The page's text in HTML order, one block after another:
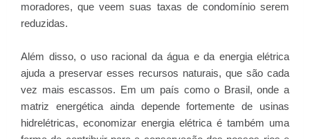
moradores, que veem suas taxas de condomínio serem
reduzidas.
Além disso, o uso racional da água e da energia elétrica
ajuda a preservar esses recursos naturais, que são cada
vez mais escassos. Em um país como o Brasil, onde a
matriz energética ainda depende fortemente de usinas
hidrelétricas, economizar energia elétrica é também uma